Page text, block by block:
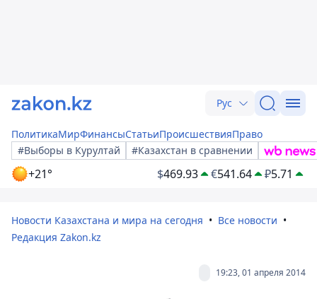
Рус
ПолитикаМирФинансыСтатьиПроисшествияПраво
#Выборы в Курултай
#Казахстан в сравнении
+21° $469.93 €541.64 ₽5.71
Новости Казахстана и мира на сегодня
Все новости
Редакция Zakon.kz
19:23, 01 апреля 2014